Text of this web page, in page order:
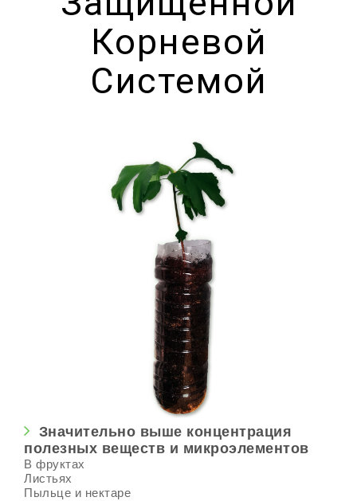
Корневой
Системой
Значительно выше концентрация
полезных веществ и микроэлементов
В фруктах
Листьях
Пыльце и нектаре